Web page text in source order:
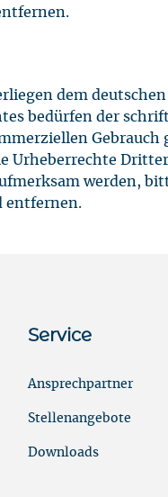
dem
bedürfen der
Gebrauch
Urheberrechte
werden,
entfernen.
Service
Ansprechpartner
Stellenangebote
Downloads